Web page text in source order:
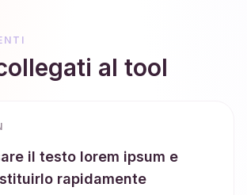
al tool
il testo lorem ipsum e
rapidamente